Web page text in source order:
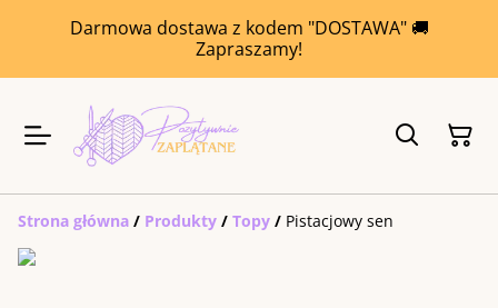
Darmowa dostawa z kodem "DOSTAWA" 🚚
Zapraszamy!
Strona główna / Produkty / Topy / Pistacjowy sen